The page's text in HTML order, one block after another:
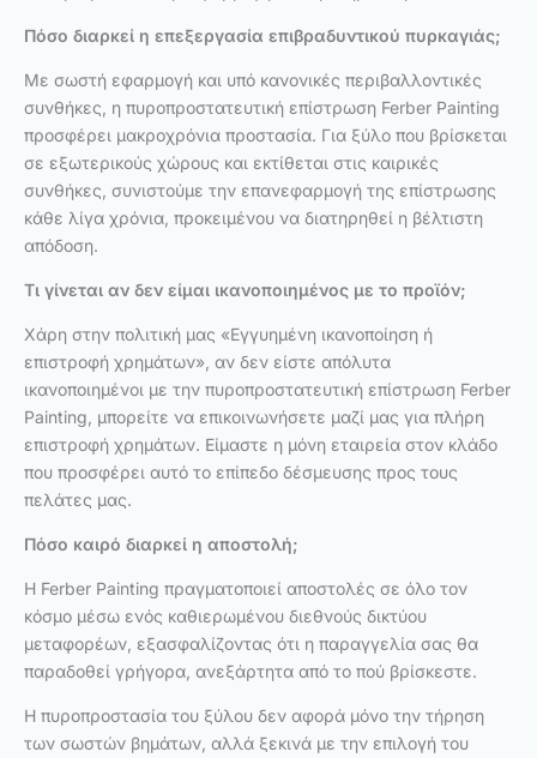
Πόσο διαρκεί η επεξεργασία επιβραδυντικού πυρκαγιάς;
Με σωστή εφαρμογή και υπό κανονικές περιβαλλοντικές
συνθήκες, η πυροπροστατευτική επίστρωση Ferber Painting
προσφέρει μακροχρόνια προστασία. Για ξύλο που βρίσκεται
σε εξωτερικούς χώρους και εκτίθεται στις καιρικές
συνθήκες, συνιστούμε την επανεφαρμογή της επίστρωσης
κάθε λίγα χρόνια, προκειμένου να διατηρηθεί η βέλτιστη
απόδοση.
Τι γίνεται αν δεν είμαι ικανοποιημένος με το προϊόν;
Χάρη στην πολιτική μας «Εγγυημένη ικανοποίηση ή
επιστροφή χρημάτων», αν δεν είστε απόλυτα
ικανοποιημένοι με την πυροπροστατευτική επίστρωση Ferber
Painting, μπορείτε να επικοινωνήσετε μαζί μας για πλήρη
επιστροφή χρημάτων. Είμαστε η μόνη εταιρεία στον κλάδο
που προσφέρει αυτό το επίπεδο δέσμευσης προς τους
πελάτες μας.
Πόσο καιρό διαρκεί η αποστολή;
Η Ferber Painting πραγματοποιεί αποστολές σε όλο τον
κόσμο μέσω ενός καθιερωμένου διεθνούς δικτύου
μεταφορέων, εξασφαλίζοντας ότι η παραγγελία σας θα
παραδοθεί γρήγορα, ανεξάρτητα από το πού βρίσκεστε.
Η πυροπροστασία του ξύλου δεν αφορά μόνο την τήρηση
των σωστών βημάτων, αλλά ξεκινά με την επιλογή του